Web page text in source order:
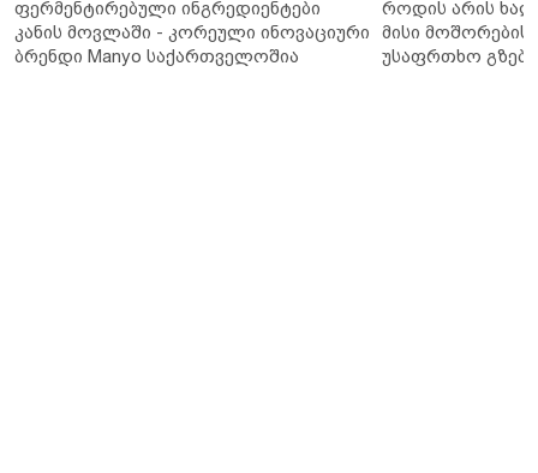
ფერმენტირებული ინგრედიენტები
კანის მოვლაში - კორეული ინოვაციური
ბრენდი Manyo საქართველოშია
როდის არის
მისი მოშორების
უსაფრთხო გზები